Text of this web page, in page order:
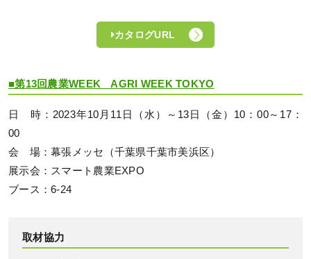
カタログURL
■第13回農業WEEK AGRI WEEK TOKYO
日 時：2023年10月11日（水）～13日（金）10：00～17：
00
会 場：幕張メッセ（千葉県千葉市美浜区）
展示会：スマート農業EXPO
ブース：6-24
取材協力